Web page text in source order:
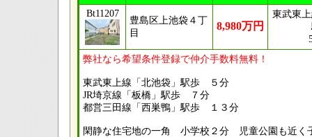
Bt11207
豊島区上池袋４丁
目
8,980万円
東武東
弊社なら希望条件登録で仲介手数料無料！
東武東上線「北池袋」駅歩 ５分
JR埼京線「板橋」駅歩 ７分
都営三田線「西巣鴨」駅歩 １３分
閑静な住宅地の一角 小学校２分 児童公園も近く